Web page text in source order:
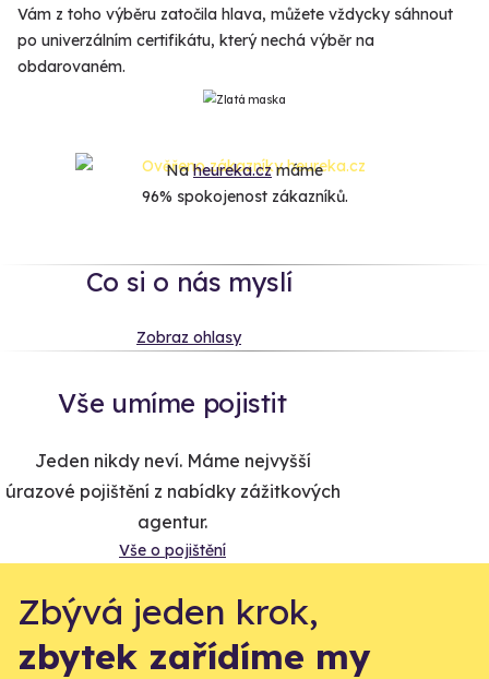
Vám z toho výběru zatočila hlava, můžete vždycky sáhnout
po univerzálním certifikátu, který nechá výběr na
obdarovaném.
Naheureka.czmáme
96% spokojenost zákazníků.
Co si o nás myslí
Zobraz ohlasy
Vše umíme pojistit
Jeden nikdy neví. Máme nejvyšší
úrazové pojištění z nabídky zážitkových
agentur.
Vše o pojištění
Zbývá jeden krok,
zbytek zařídíme my